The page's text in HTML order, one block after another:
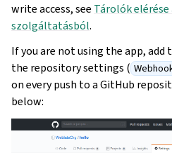
write access, see Tárolók
szolgáltatásból.
If you are not using the app, add
the repository settings (
on every push to a GitHub
below: